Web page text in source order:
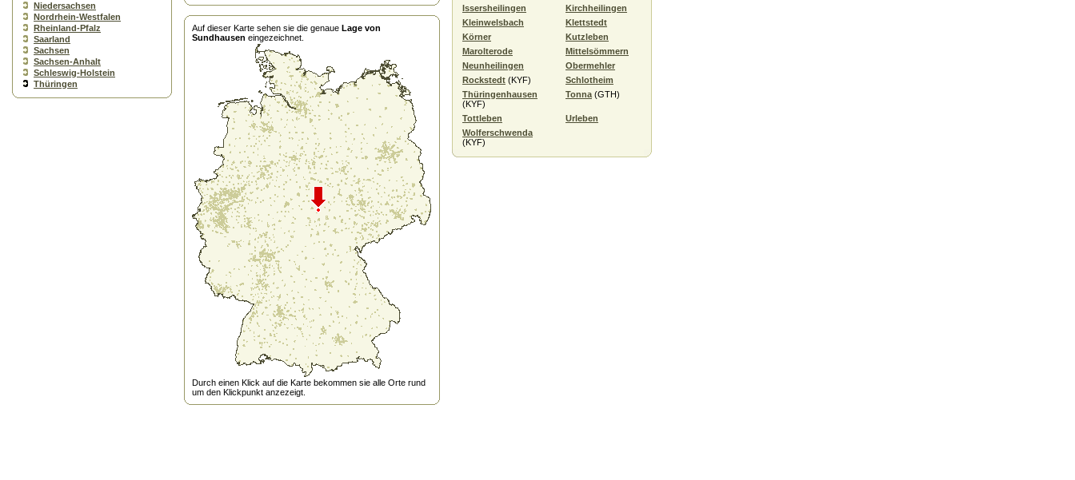
Niedersachsen
Nordrhein-Westfalen
Rheinland-Pfalz
Saarland
Sachsen
Sachsen-Anhalt
Schleswig-Holstein
Thüringen
Auf dieser Karte sehen sie die genaue Lage von
Sundhausen eingezeichnet.
Durch einen Klick auf die Karte bekommen sie alle Orte rund
um den Klickpunkt anzezeigt.
Issersheilingen
Kirchheilingen
Kleinwelsbach
Klettstedt
Körner
Kutzleben
Marolterode
Mittelsömmern
Neunheilingen
Obermehler
Rockstedt (KYF)
Schlotheim
Thüringenhausen
(KYF)
Tonna (GTH)
Tottleben
Urleben
Wolferschwenda
(KYF)